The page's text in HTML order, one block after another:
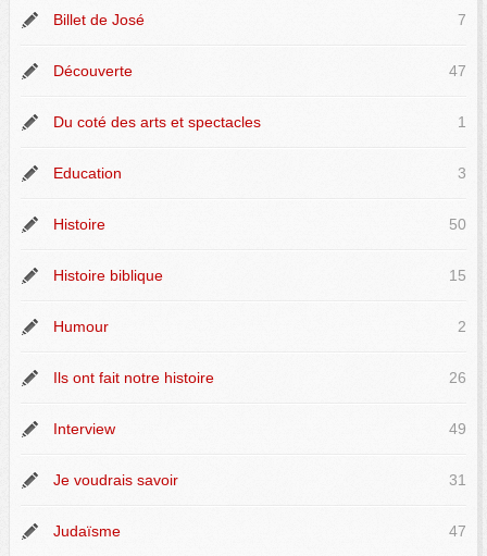
Billet de José 7
Découverte 47
Du coté des arts et spectacles 1
Education 3
Histoire 50
Histoire biblique 15
Humour 2
Ils ont fait notre histoire 26
Interview 49
Je voudrais savoir 31
Judaïsme 47